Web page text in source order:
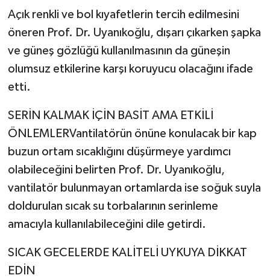
Açık renkli ve bol kıyafetlerin tercih edilmesini
öneren Prof. Dr. Uyanıkoğlu, dışarı çıkarken şapka
ve güneş gözlüğü kullanılmasının da güneşin
olumsuz etkilerine karşı koruyucu olacağını ifade
etti.
SERİN KALMAK İÇİN BASİT AMA ETKİLİ
ÖNLEMLERVantilatörün önüne konulacak bir kap
buzun ortam sıcaklığını düşürmeye yardımcı
olabileceğini belirten Prof. Dr. Uyanıkoğlu,
vantilatör bulunmayan ortamlarda ise soğuk suyla
doldurulan sıcak su torbalarının serinleme
amacıyla kullanılabileceğini dile getirdi.
SICAK GECELERDE KALİTELİ UYKUYA DİKKAT
EDİN